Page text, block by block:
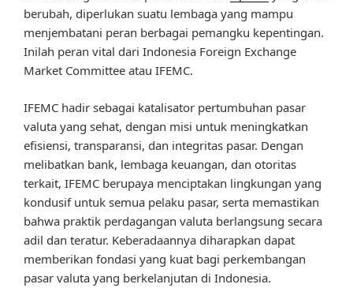
berubah, diperlukan suatu lembaga yang mampu
menjembatani peran berbagai pemangku kepentingan.
Inilah peran vital dari Indonesia Foreign Exchange
Market Committee atau IFEMC.
IFEMC hadir sebagai katalisator pertumbuhan pasar
valuta yang sehat, dengan misi untuk meningkatkan
efisiensi, transparansi, dan integritas pasar. Dengan
melibatkan bank, lembaga keuangan, dan otoritas
terkait, IFEMC berupaya menciptakan lingkungan yang
kondusif untuk semua pelaku pasar, serta memastikan
bahwa praktik perdagangan valuta berlangsung secara
adil dan teratur. Keberadaannya diharapkan dapat
memberikan fondasi yang kuat bagi perkembangan
pasar valuta yang berkelanjutan di Indonesia.